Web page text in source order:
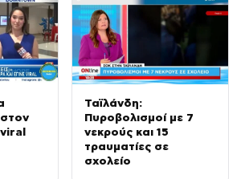
viral
Ταϊλάνδη:
Πυροβολισμοί με 7
νεκρούς και 15
τραυματίες σε
σχολείο